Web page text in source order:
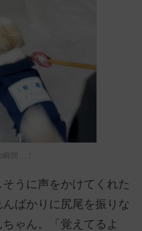
瞬間…！
そうに声をかけてくれた
んばかりに尻尾を振りな
ゃん。「覚えてるよ